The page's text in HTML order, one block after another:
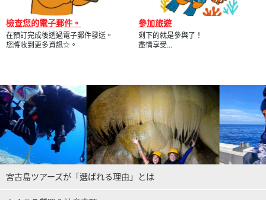
檢查您的電子郵件。
在預訂完成後透過電子郵件發送。
您將收到更多資訊☆。
參加旅遊
剩下的就是參與了！
盡情享受...
宮古島ツアーズが「選ばれる理由」とは